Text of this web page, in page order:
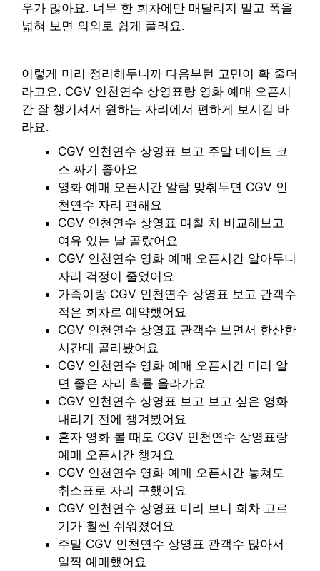
우가 많아요. 너무 한 회차에만 매달리지 말고 폭을
넓혀 보면 의외로 쉽게 풀려요.
이렇게 미리 정리해두니까 다음부턴 고민이 확 줄더
라고요. CGV 인천연수 상영표랑 영화 예매 오픈시
간 잘 챙기셔서 원하는 자리에서 편하게 보시길 바
라요.
CGV 인천연수 상영표 보고 주말 데이트 코
스 짜기 좋아요
영화 예매 오픈시간 알람 맞춰두면 CGV 인
천연수 자리 편해요
CGV 인천연수 상영표 며칠 치 비교해보고
여유 있는 날 골랐어요
CGV 인천연수 영화 예매 오픈시간 알아두니
자리 걱정이 줄었어요
가족이랑 CGV 인천연수 상영표 보고 관객수
적은 회차로 예약했어요
CGV 인천연수 상영표 관객수 보면서 한산한
시간대 골라봤어요
CGV 인천연수 영화 예매 오픈시간 미리 알
면 좋은 자리 확률 올라가요
CGV 인천연수 상영표 보고 보고 싶은 영화
내리기 전에 챙겨봤어요
혼자 영화 볼 때도 CGV 인천연수 상영표랑
예매 오픈시간 챙겨요
CGV 인천연수 영화 예매 오픈시간 놓쳐도
취소표로 자리 구했어요
CGV 인천연수 상영표 미리 보니 회차 고르
기가 훨씬 쉬워졌어요
주말 CGV 인천연수 상영표 관객수 많아서
일찍 예매했어요